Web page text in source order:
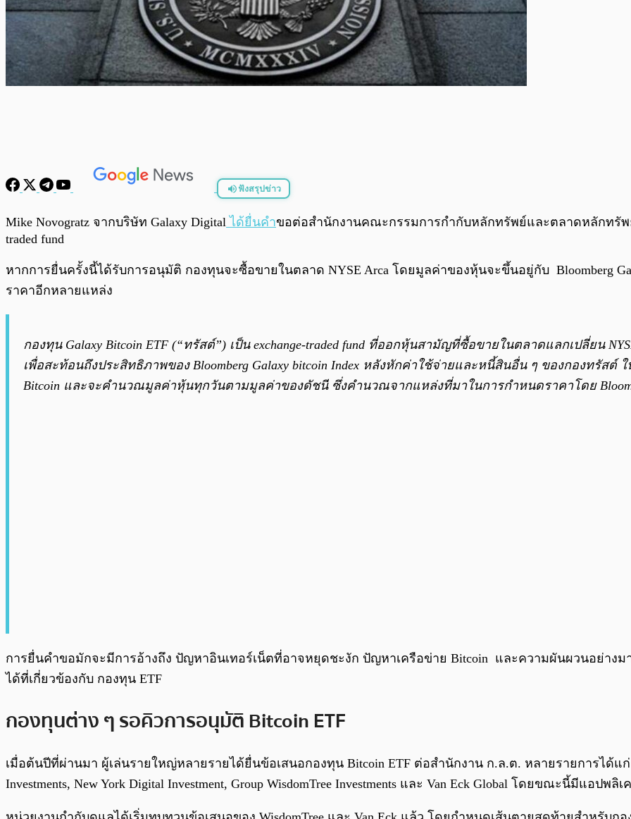
ฟังสรุปข่าว
พร้อมเล่น
Mike Novogratz จากบริษัท Galaxy Digital ได้ยื่นคำขอต่อสำนักงานคณะกรรมการกำกับหลักทรัพย์และตลาดหลักทรัพ
traded fund
หากการยื่นครั้งนี้ได้รับการอนุมัติ กองทุนจะซื้อขายในตลาด NYSE Arca โดยมูลค่าของหุ้นจะขึ้นอยู่กับ Bloomberg
ราคาอีกหลายแหล่ง
กองทุน Galaxy Bitcoin ETF (“ทรัสต์”) เป็น exchange-traded fund ที่ออกหุ้นสามัญที่ซื้อขายในตลาดแลกเปลี่ยน
เพื่อสะท้อนถึงประสิทธิภาพของ Bloomberg Galaxy bitcoin Index หลังหักค่าใช้จ่ายและหนี้สินอื่น ๆ ของกองทรัส
Bitcoin และจะคำนวณมูลค่าหุ้นทุกวันตามมูลค่าของดัชนี ซึ่งคำนวณจากแหล่งที่มาในการกำหนดราคาโดย
การยื่นคำขอมักจะมีการอ้างถึง ปัญหาอินเทอร์เน็ตที่อาจหยุดชะงัก ปัญหาเครือข่าย Bitcoin และความผันผวนอย่างม
ได้ที่เกี่ยวข้องกับ กองทุน ETF
กองทุนต่าง ๆ รอคิวการอนุมัติ Bitcoin ETF
เมื่อต้นปีที่ผ่านมา ผู้เล่นรายใหญ่หลายรายได้ยื่นข้อเสนอกองทุน Bitcoin ETF ต่อสำนักงาน ก.ล.ต. หลายรายการได้แก่
Investments, New York Digital Investment, Group WisdomTree Investments และ Van Eck Global โดยขณะนี้มีแอปพ